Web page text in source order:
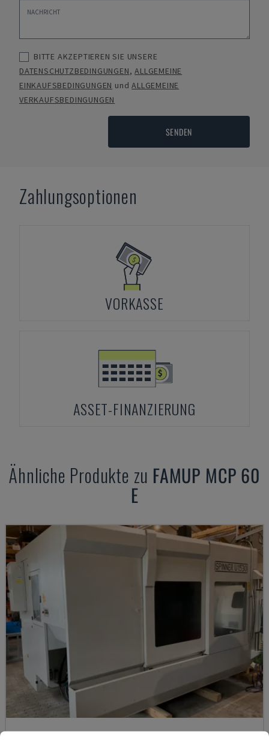
BITTE AKZEPTIEREN SIE UNSERE
DATENSCHUTZBEDINGUNGEN,ALLGEMEINE
EINKAUFSBEDINGUNGEN undALLGEMEINE
VERKAUFSBEDINGUNGEN
SENDEN
Zahlungsoptionen
VORKASSE
ASSET-FINANZIERUNG
Ähnliche Produkte zu FAMUP MCP 60
E